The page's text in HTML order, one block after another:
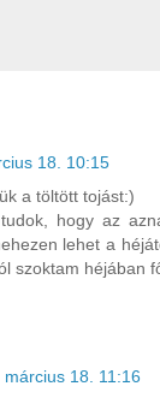
18. 10:15
a töltött tojást:)
hogy az
lehet a
szoktam héjában
március 18. 11:16